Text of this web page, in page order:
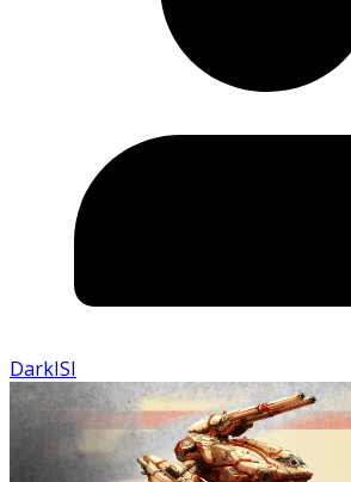
DarkISI